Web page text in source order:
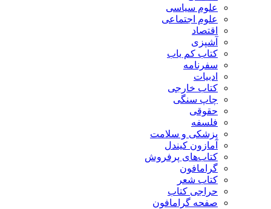
علوم سیاسی
علوم اجتماعی
اقتصاد
آشپزی
کتاب کم یاب
سفرنامه
ادبیات
کتاب خارجی
چاپ سنگی
حقوقی
فلسفه
پزشکی و سلامت
آمازون کیندل
کتاب‌های پرفروش
گرامافون
کتاب شعر
حراجی کتاب
صفحه گرامافون